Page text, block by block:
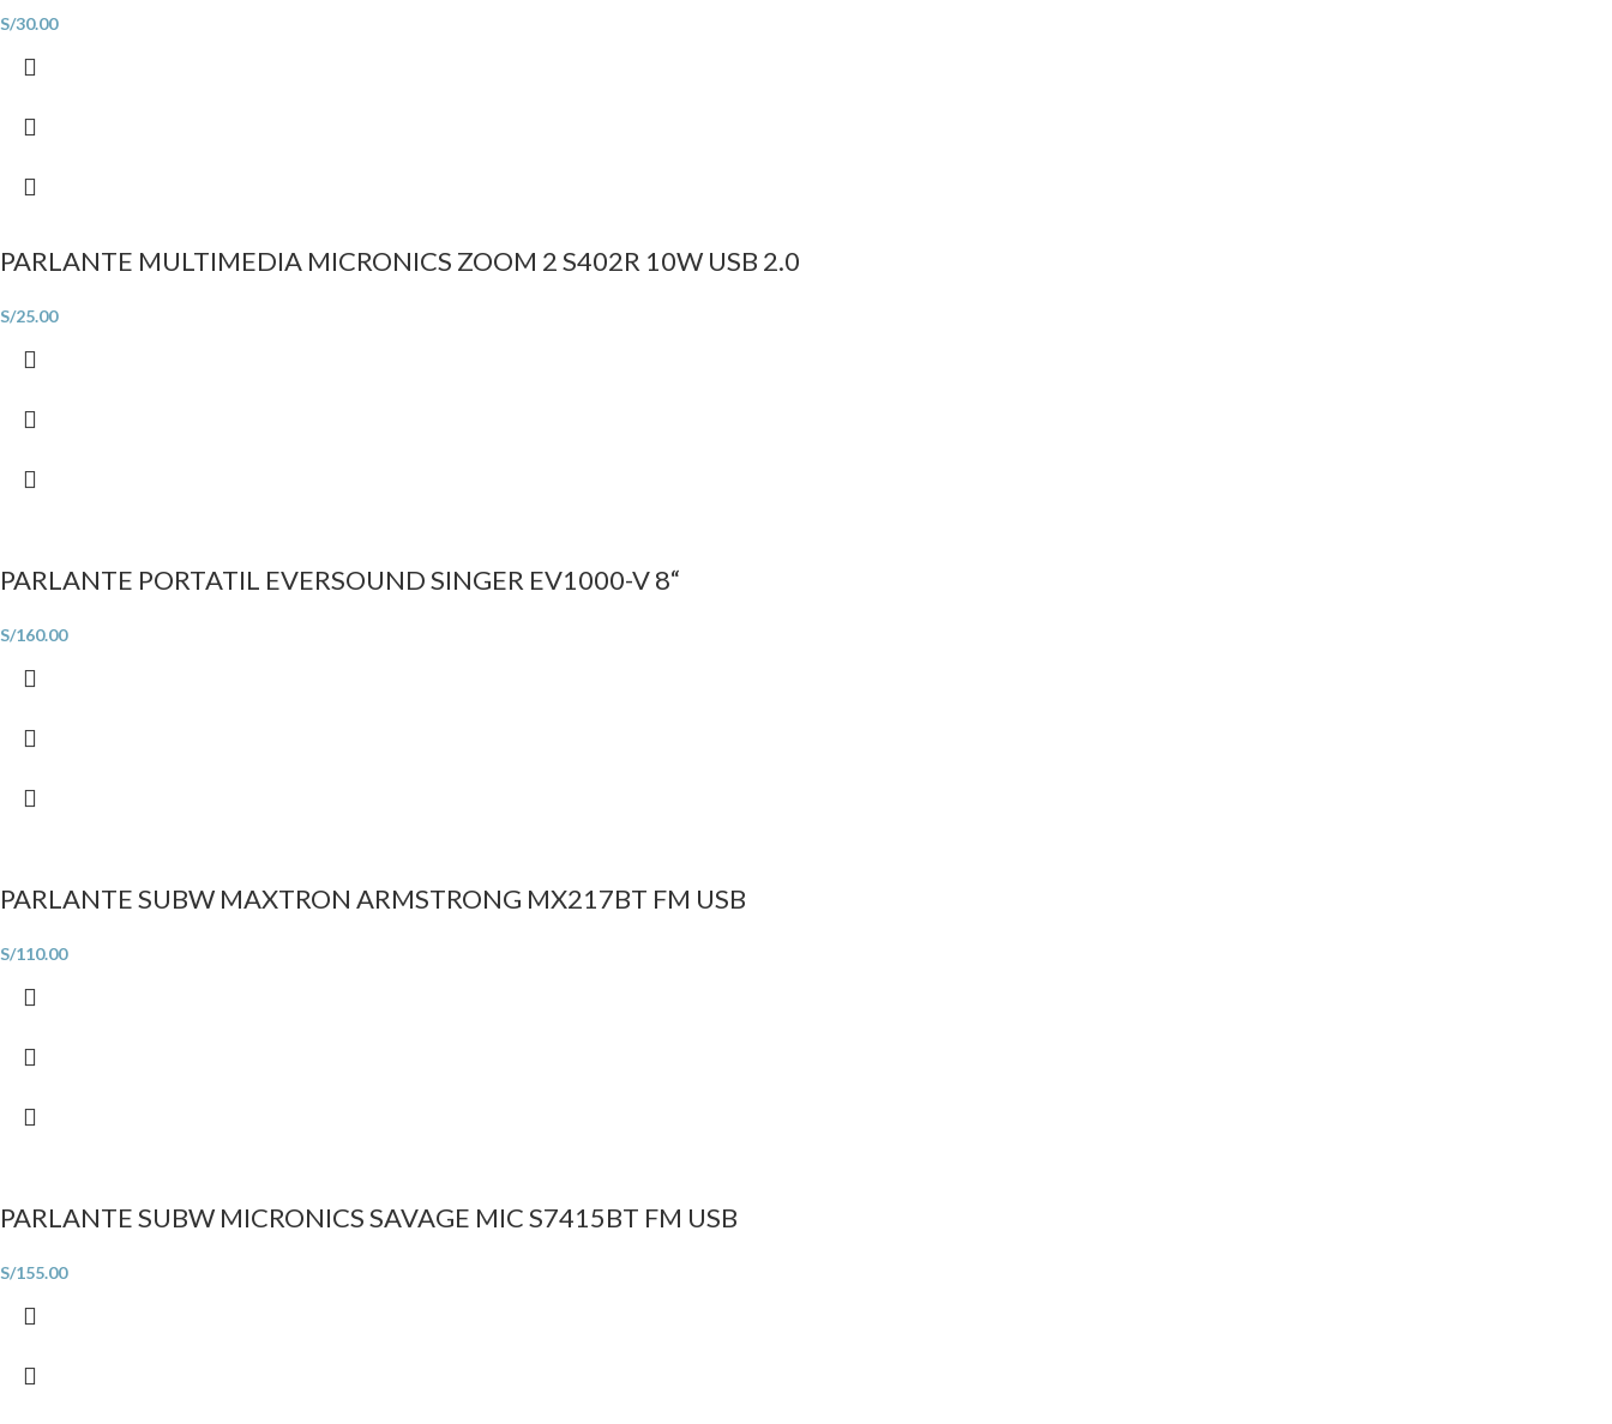
S/30.00
PARLANTE MULTIMEDIA MICRONICS ZOOM 2 S402R 10W USB 2.0
S/25.00
PARLANTE PORTATIL EVERSOUND SINGER EV1000-V 8“
S/160.00
PARLANTE SUBW MAXTRON ARMSTRONG MX217BT FM USB
S/110.00
PARLANTE SUBW MICRONICS SAVAGE MIC S7415BT FM USB
S/155.00